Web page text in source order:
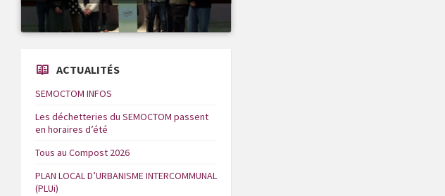
ACTUALITÉS
SEMOCTOM INFOS
Les déchetteries du SEMOCTOM passent
en horaires d’été
Tous au Compost 2026
PLAN LOCAL D’URBANISME INTERCOMMUNAL
(PLUi)